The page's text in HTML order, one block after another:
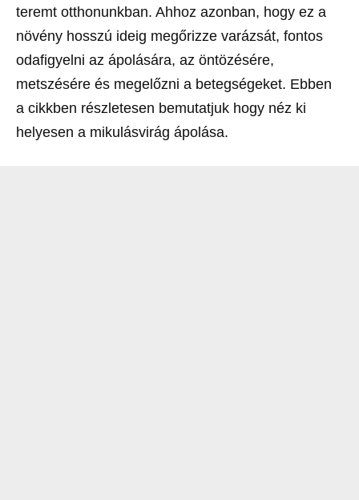
teremt otthonunkban. Ahhoz azonban, hogy ez a
növény hosszú ideig megőrizze varázsát, fontos
odafigyelni az ápolására, az öntözésére,
metszésére és megelőzni a betegségeket. Ebben
a cikkben részletesen bemutatjuk hogy néz ki
helyesen a mikulásvirág ápolása.